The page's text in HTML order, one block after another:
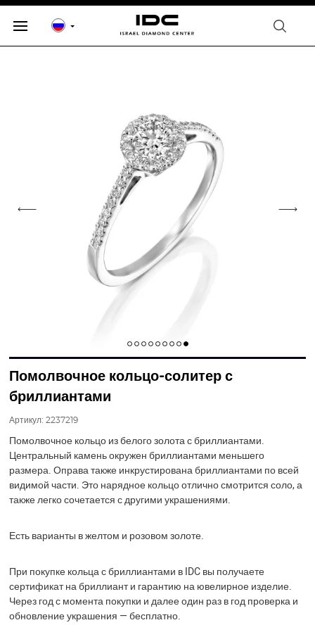
Помолвочное кольцо-солитер с
бриллиантами
Артикул:2237219
Помолвочное кольцо из белого золота с бриллиантами.
Центральный камень окружен бриллиантами меньшего
размера. Оправа также инкрустирована бриллиантами по всей
видимой части. Это нарядное кольцо отлично смотрится соло, а
также легко сочетается с другими украшениями.
Есть варианты в желтом и розовом золоте.
При покупке кольца с бриллиантами в IDC вы получаете
сертификат на бриллиант и гарантию на ювелирное изделие.
Через год с момента покупки и далее один раз в год проверка и
обновление украшения — бесплатно.